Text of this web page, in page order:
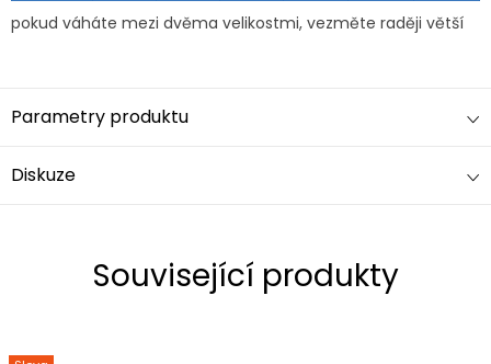
pokud váháte mezi dvěma velikostmi, vezměte raději větší
Parametry produktu
Diskuze
Související produkty